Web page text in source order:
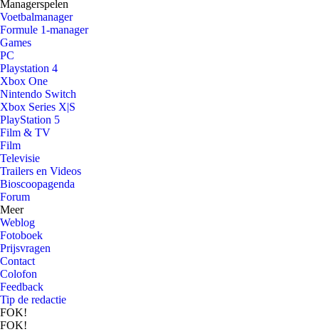
Managerspelen
Voetbalmanager
Formule 1-manager
Games
PC
Playstation 4
Xbox One
Nintendo Switch
Xbox Series X|S
PlayStation 5
Film & TV
Film
Televisie
Trailers en Videos
Bioscoopagenda
Forum
Meer
Weblog
Fotoboek
Prijsvragen
Contact
Colofon
Feedback
Tip de redactie
FOK!
FOK!